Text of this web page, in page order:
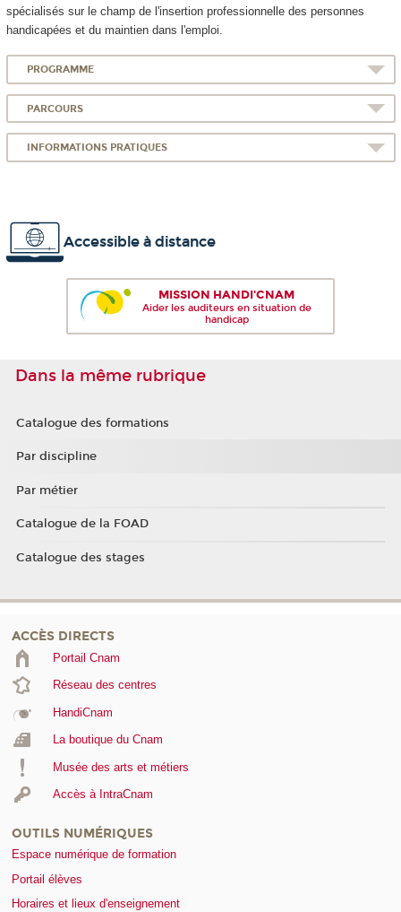
spécialisés sur le champ de l'insertion professionnelle des personnes
handicapées et du maintien dans l'emploi.
PROGRAMME
PARCOURS
INFORMATIONS PRATIQUES
Accessible à distance
MISSION HANDI'CNAM
Aider les auditeurs en situation de
handicap
Dans la même rubrique
Catalogue des formations
Par discipline
Par métier
Catalogue de la FOAD
Catalogue des stages
ACCÈS DIRECTS
Portail Cnam
Réseau des centres
HandiCnam
La boutique du Cnam
Musée des arts et métiers
Accès à IntraCnam
OUTILS NUMÉRIQUES
Espace numérique de formation
Portail élèves
Horaires et lieux d'enseignement